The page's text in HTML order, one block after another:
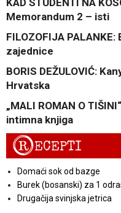
KAD STUDENTI NA
Memorandum 2 – isti
FILOZOFIJA
zajednice
BORIS DEŽULOVIĆ:
Hrvatska
„MALI ROMAN O
intimna knjiga
RECEPTI
Domaći sok od bazge
Burek (bosanski) za 1
Drugačija svinjska jetrica